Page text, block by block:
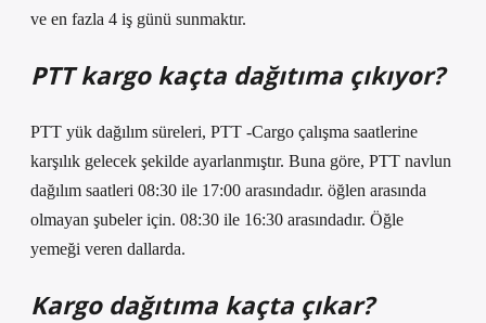
ve en fazla 4 iş günü sunmaktır.
PTT kargo kaçta dağıtıma çıkıyor?
PTT yük dağılım süreleri, PTT -Cargo çalışma saatlerine
karşılık gelecek şekilde ayarlanmıştır. Buna göre, PTT navlun
dağılım saatleri 08:30 ile 17:00 arasındadır. öğlen arasında
olmayan şubeler için. 08:30 ile 16:30 arasındadır. Öğle
yemeği veren dallarda.
Kargo dağıtıma kaçta çıkar?